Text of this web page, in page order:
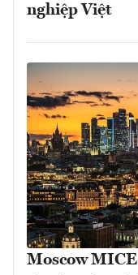
nghiệp Việt
Moscow